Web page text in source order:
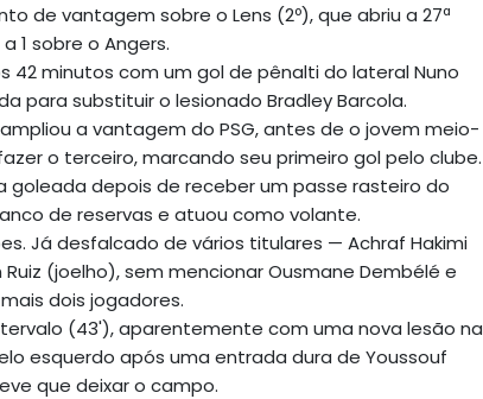
de vantagem sobre o Lens (2º), que abriu a 27ª
1 sobre o Angers.
42 minutos com um gol de pênalti do lateral Nuno
para substituir o lesionado Bradley Barcola.
a vantagem do PSG, antes de o jovem meio-
o terceiro, marcando seu primeiro gol pelo clube.
goleada depois de receber um passe rasteiro do
de reservas e atuou como volante.
Já desfalcado de vários titulares — Achraf Hakimi
(joelho), sem mencionar Ousmane Dembélé e
dois jogadores.
(43'), aparentemente com uma nova lesão na
esquerdo após uma entrada dura de Youssouf
que deixar o campo.